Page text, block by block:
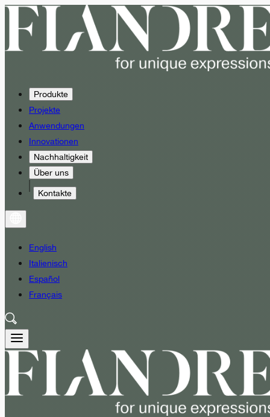
Produkte
Projekte
Anwendungen
Innovationen
Nachhaltigkeit
Über uns
Kontakte
English
Italienisch
Español
Français